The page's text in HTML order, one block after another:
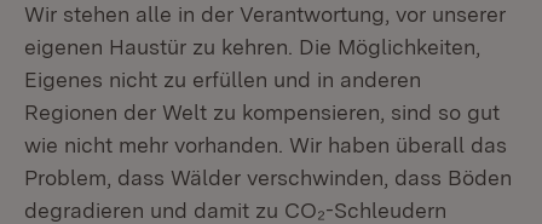
Wir stehen alle in der Verantwortung, vor unserer
eigenen Haustür zu kehren. Die Möglichkeiten,
Eigenes nicht zu erfüllen und in anderen
Regionen der Welt zu kompensieren, sind so gut
wie nicht mehr vorhanden. Wir haben überall das
Problem, dass Wälder verschwinden, dass Böden
degradieren und damit zu CO₂-Schleudern